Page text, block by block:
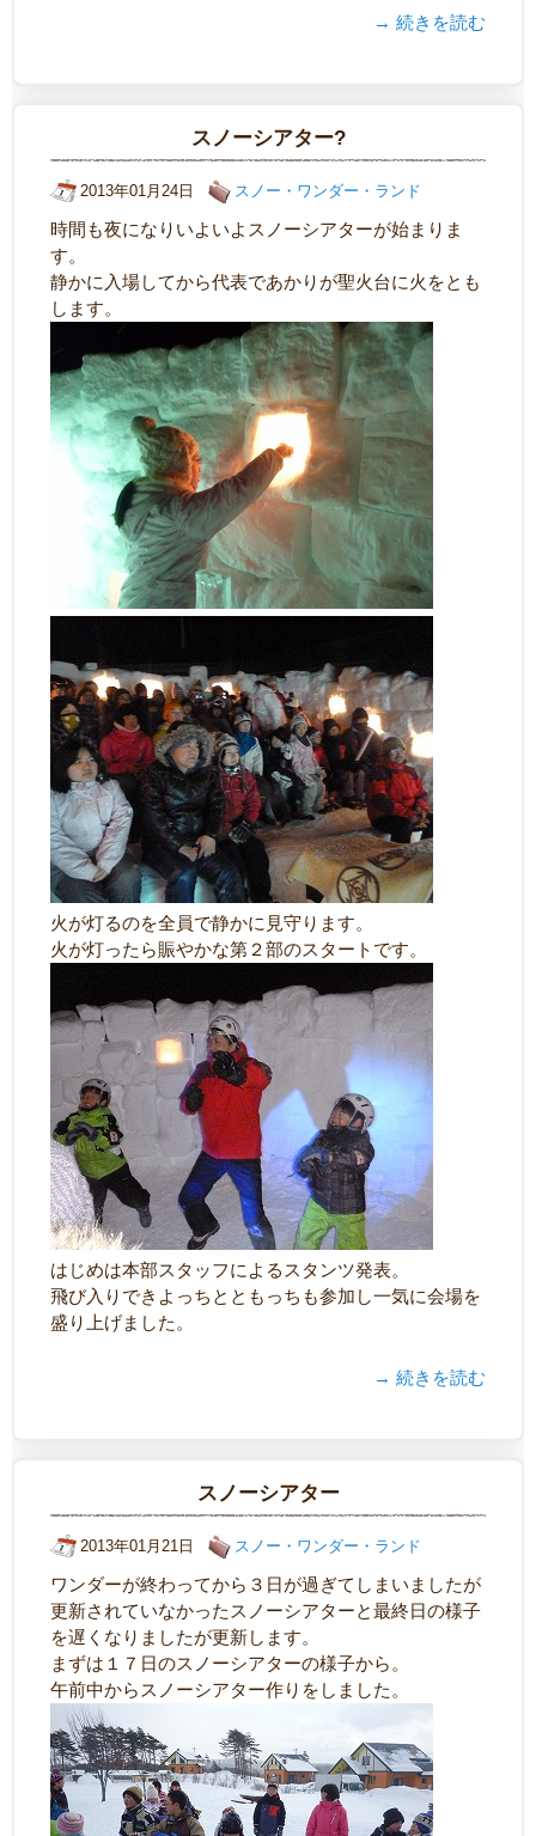
→ 続きを読む
スノーシアター?
2013年01月24日 スノー・ワンダー・ランド
時間も夜になりいよいよスノーシアターが始まりま
す。
静かに入場してから代表であかりが聖火台に火をとも
します。
火が灯るのを全員で静かに見守ります。
火が灯ったら賑やかな第２部のスタートです。
はじめは本部スタッフによるスタンツ発表。
飛び入りできよっちとともっちも参加し一気に会場を
盛り上げました。
→ 続きを読む
スノーシアター
2013年01月21日 スノー・ワンダー・ランド
ワンダーが終わってから３日が過ぎてしまいましたが
更新されていなかったスノーシアターと最終日の様子
を遅くなりましたが更新します。
まずは１７日のスノーシアターの様子から。
午前中からスノーシアター作りをしました。